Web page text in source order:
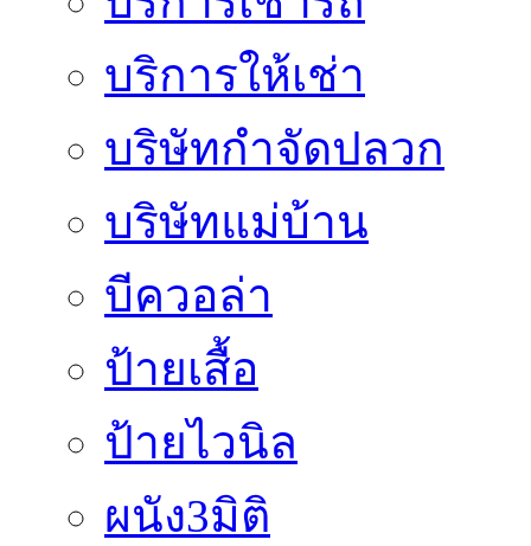
บริการให้เช่า
บริษัทกำจัดปลวก
บริษัทแม่บ้าน
บีควอล่า
ป้ายเสื้อ
ป้ายไวนิล
ผนัง3มิติ